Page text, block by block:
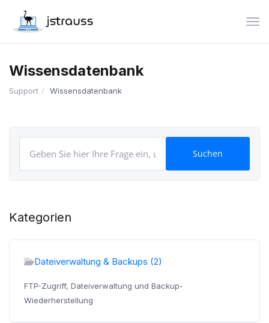
Wissensdatenbank
Support Wissensdatenbank
Kategorien
Dateiverwaltung & Backups (2)
FTP-Zugriff, Dateiverwaltung und Backup-
Wiederherstellung